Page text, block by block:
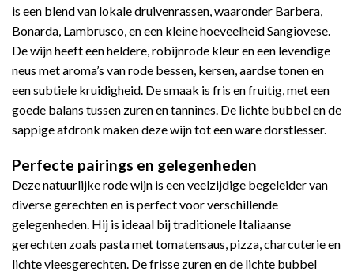
is een blend van lokale druivenrassen, waaronder Barbera,
Bonarda, Lambrusco, en een kleine hoeveelheid Sangiovese.
De wijn heeft een heldere, robijnrode kleur en een levendige
neus met aroma’s van rode bessen, kersen, aardse tonen en
een subtiele kruidigheid. De smaak is fris en fruitig, met een
goede balans tussen zuren en tannines. De lichte bubbel en de
sappige afdronk maken deze wijn tot een ware dorstlesser.
Perfecte pairings en gelegenheden
Deze natuurlijke rode wijn is een veelzijdige begeleider van
diverse gerechten en is perfect voor verschillende
gelegenheden. Hij is ideaal bij traditionele Italiaanse
gerechten zoals pasta met tomatensaus, pizza, charcuterie en
lichte vleesgerechten. De frisse zuren en de lichte bubbel